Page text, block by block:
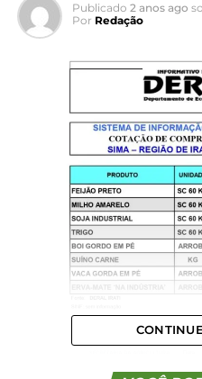
Publicado 2 anos ago
Por Redação